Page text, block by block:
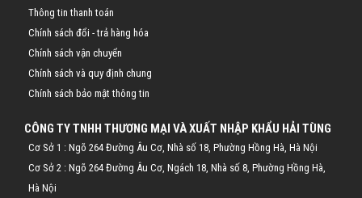
Thông tin thanh toán
Chính sách đổi - trả hàng hóa
Chính sách vận chuyển
Chính sách và quy định chung
Chính sách bảo mật thông tin
CÔNG TY TNHH THƯƠNG MẠI VÀ XUẤT NHẬP KHẨU HẢI TÙNG
Cơ Sở 1 : Ngõ 264 Đường Âu Cơ, Nhà số 18, Phường Hồng Hà, Hà Nội
Cơ Sở 2 : Ngõ 264 Đường Âu Cơ, Ngách 18, Nhà số 8, Phường Hồng Hà,
Hà Nội